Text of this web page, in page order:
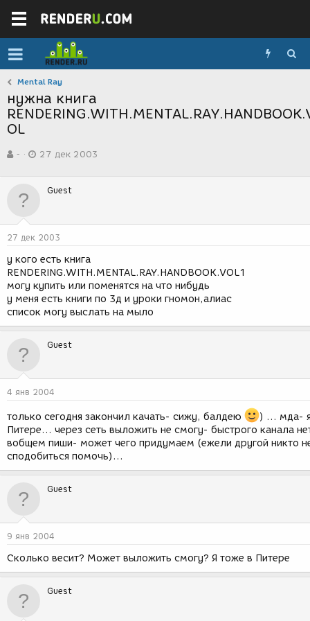
Mental Ray
нужна книга
OL
в
р
м
-
а
д
н
и
я
27 дек 2003
Guest
27 дек 2003
у кого есть книга
RENDERING.WITH.MENTAL.RAY.HANDBOOK.VOL1
могу купить или поменятся на что нибудь
у меня есть книги по 3д и уроки гномон,алиас
список могу выслать на мыло
Guest
4 янв 2004
только сегодня закончил качать- сижу, балдею
) ... мда-
Питере... через сеть выложить не смогу- быстрого канала
вобщем пиши- может чего придумаем (ежели другой никто
сподобиться помочь)...
Guest
9 янв 2004
Сколько весит? Может выложить смогу? Я тоже в Питере
Guest